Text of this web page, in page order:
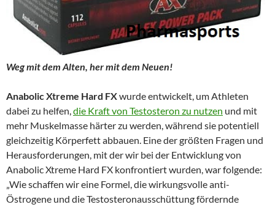
Weg mit dem Alten, her mit dem Neuen!
Anabolic Xtreme Hard FXwurde entwickelt, um Athleten
dabei zu helfen,die Kraft von Testosteron zu nutzen und mit
mehr Muskelmasse härter zu werden, während sie potentiell
gleichzeitig Körperfett abbauen. Eine der größten Fragen und
Herausforderungen, mit der wir bei der Entwicklung von
Anabolic Xtreme Hard FX konfrontiert wurden, war folgende:
„Wie schaffen wir eine Formel, die wirkungsvolle anti-
Östrogene und die Testosteronausschüttung fördernde